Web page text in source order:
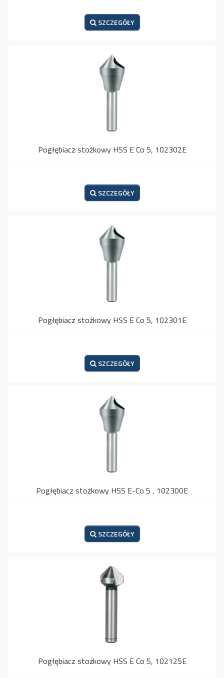
SZCZEGÓŁY
Pogłębiacz stożkowy HSS E Co 5, 102302E
SZCZEGÓŁY
Pogłębiacz stożkowy HSS E Co 5, 102301E
SZCZEGÓŁY
Pogłębiacz stożkowy HSS E-Co 5 , 102300E
SZCZEGÓŁY
Pogłębiacz stożkowy HSS E Co 5, 102125E